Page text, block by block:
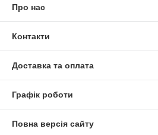
Про нас
Контакти
Доставка та оплата
Графік роботи
Повна версія сайту